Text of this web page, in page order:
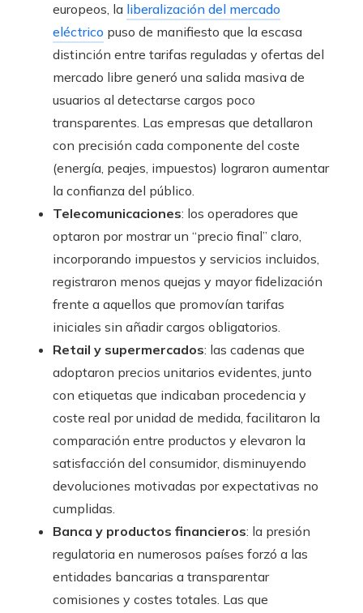
europeos, la liberalización del mercado
eléctrico puso de manifiesto que la escasa
distinción entre tarifas reguladas y ofertas del
mercado libre generó una salida masiva de
usuarios al detectarse cargos poco
transparentes. Las empresas que detallaron
con precisión cada componente del coste
(energía, peajes, impuestos) lograron aumentar
la confianza del público.
Telecomunicaciones: los operadores que
optaron por mostrar un “precio final” claro,
incorporando impuestos y servicios incluidos,
registraron menos quejas y mayor fidelización
frente a aquellos que promovían tarifas
iniciales sin añadir cargos obligatorios.
Retail y supermercados: las cadenas que
adoptaron precios unitarios evidentes, junto
con etiquetas que indicaban procedencia y
coste real por unidad de medida, facilitaron la
comparación entre productos y elevaron la
satisfacción del consumidor, disminuyendo
devoluciones motivadas por expectativas no
cumplidas.
Banca y productos financieros: la presión
regulatoria en numerosos países forzó a las
entidades bancarias a transparentar
comisiones y costes totales. Las que